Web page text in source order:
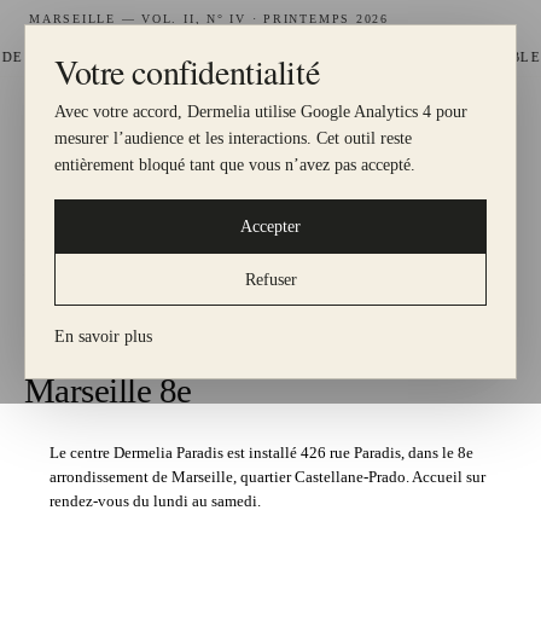
Votre confidentialité
Avec votre accord, Dermelia utilise Google Analytics 4 pour
mesurer l’audience et les interactions. Cet outil reste
entièrement bloqué tant que vous n’avez pas accepté.
Accepter
Refuser
En savoir plus
MARSEILLE — VOL. II, N° IV · PRINTEMPS 2026
GRATUIT, 1 € = 1 POINT HYDRAFACIAL DISPONIBLE
DERMELIA
LE MEILLEUR POUR MA PEAU
— MARSEILLE, VIIIᵉ · PARADIS
ACCUEIL
· NOS CENTRES
Centre Dermelia Paradis —
Marseille 8e
Le centre Dermelia Paradis est installé 426 rue Paradis, dans le 8e
arrondissement de Marseille, quartier Castellane-Prado. Accueil sur
rendez-vous du lundi au samedi.